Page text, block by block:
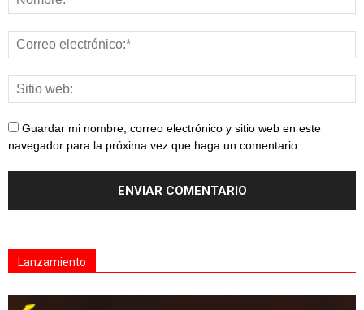
Guardar mi nombre, correo electrónico y sitio web en este
navegador para la próxima vez que haga un comentario.
Lanzamiento